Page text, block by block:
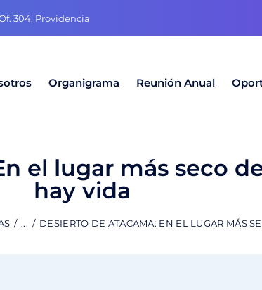
304, Providencia
Organigrama Reunión Anual
el lugar más seco
hay vida
... DESIERTO DE ATACAMA: EN EL LUGAR MÁS